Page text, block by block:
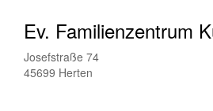
Ev. Familienzentrum
Josefstraße 74
45699 Herten